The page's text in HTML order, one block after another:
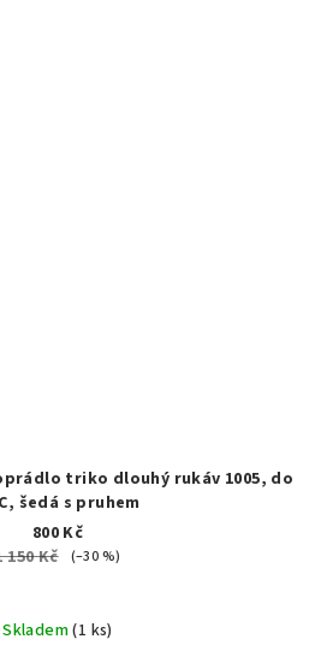
triko dlouhý rukáv 1005, do
šedá s pruhem
800 Kč
150 Kč
(–30 %)
Skladem(1 ks)